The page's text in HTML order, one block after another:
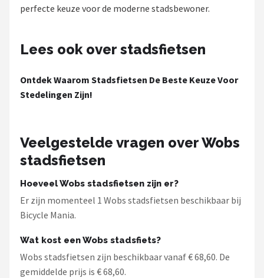
POPULAIRE MERKEN
Volare
ABUS
New Looxs
Schwalbe
Shimano
perfecte keuze voor de moderne stadsbewoner.
Lees ook over stadsfietsen
Ontdek Waarom Stadsfietsen De Beste Keuze Voor
Stedelingen Zijn!
Veelgestelde vragen over Wobs
stadsfietsen
Hoeveel Wobs stadsfietsen zijn er?
Er zijn momenteel 1 Wobs stadsfietsen beschikbaar bij
Bicycle Mania.
Wat kost een Wobs stadsfiets?
Wobs stadsfietsen zijn beschikbaar vanaf € 68,60. De
gemiddelde prijs is € 68,60.